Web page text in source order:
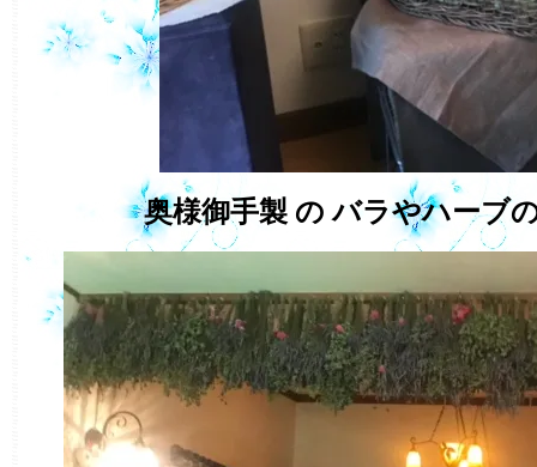
奥様御手製 の バラやハーブ